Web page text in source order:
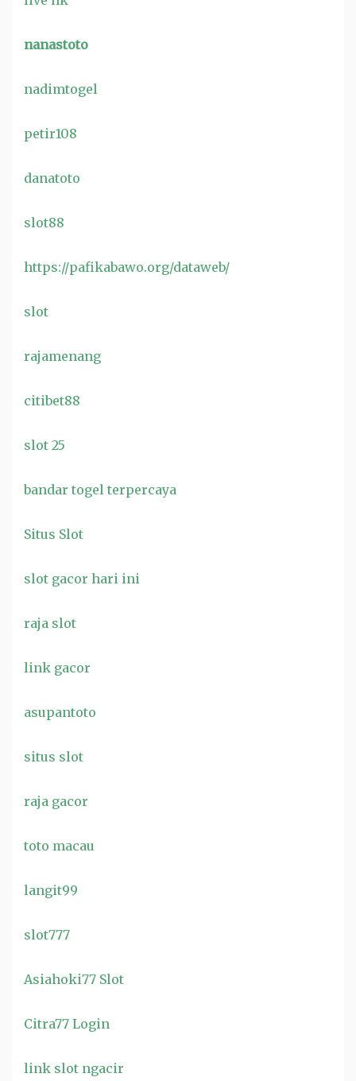
nanastoto
nadimtogel
petir108
danatoto
slot88
https://pafikabawo.org/dataweb/
slot
rajamenang
citibet88
slot 25
bandar togel terpercaya
Situs Slot
slot gacor hari ini
raja slot
link gacor
asupantoto
situs slot
raja gacor
toto macau
langit99
slot777
Asiahoki77 Slot
Citra77 Login
link slot ngacir